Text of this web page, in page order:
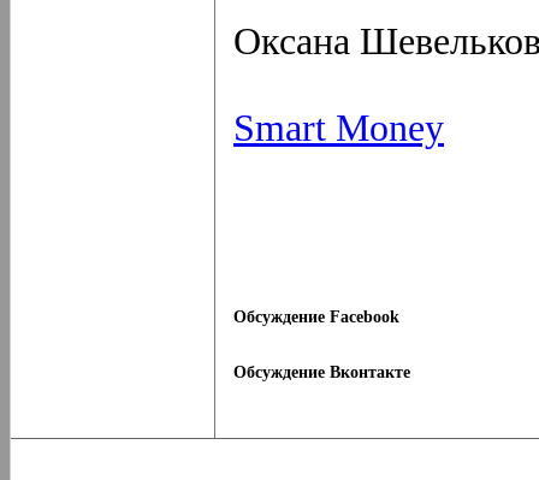
Оксана
Smart Money
Обсуждение Facebook
Обсуждение Вконтакте